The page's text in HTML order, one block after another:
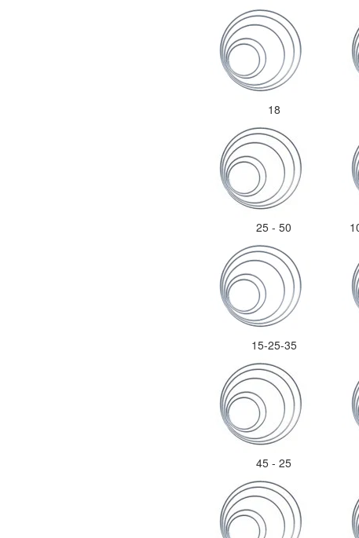
18
25 - 50
15-25-35
45 - 25